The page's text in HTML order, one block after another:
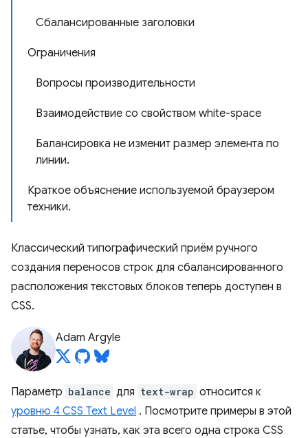
Сбалансированные заголовки
Ограничения
Вопросы производительности
Взаимодействие со свойством white-space
Балансировка не изменит размер элемента по
линии.
Краткое объяснение используемой браузером
техники.
Классический типографический приём ручного
создания переносов строк для сбалансированного
расположения текстовых блоков теперь доступен в
CSS.
Adam Argyle
Параметр balance для text-wrap относится к
уровню 4 CSS Text Level . Посмотрите примеры в этой
статье, чтобы узнать, как эта всего одна строка CSS